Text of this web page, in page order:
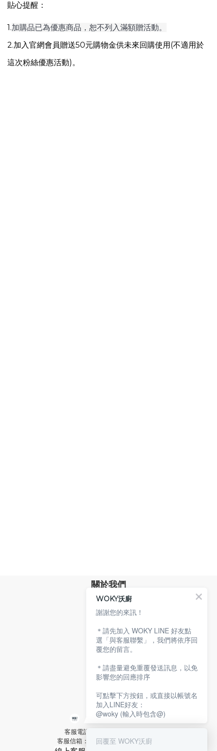
貼心提醒：
1.加購品已為優惠商品，恕不列入滿額贈活動。
2.加入官網會員贈送50元購物金供未來回購使用(不適用於
這次粉絲優惠活動)。
關於我們
品牌故事
專業技術
環保沃廚
顧客服務
服務條款
隱私權政策
聯絡沃廚
客服電話：02-2592-2921 分機9
客服信箱：service@woky.com.tw
WOKY沃廚
謝謝您的來訊！
＊請先加入 WOKY LINE 好友點
選「與客服聯繫」，我們將依序回
覆您的留言。
＊請盡量避免重覆發送訊息，以免
影響您的回應排序
可點擊下方按鈕，或直接以帳號名
加入LINE好友：
@woky (輸入時包含@)
回覆至 WOKY沃廚